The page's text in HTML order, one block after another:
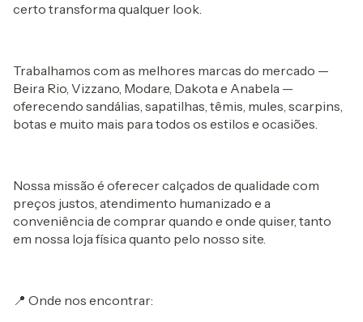
certo transforma qualquer look.
Trabalhamos com as melhores marcas do mercado —
Beira Rio, Vizzano, Modare, Dakota e Anabela —
oferecendo sandálias, sapatilhas, têmis, mules, scarpins,
botas e muito mais para todos os estilos e ocasiões.
Nossa missão é oferecer calçados de qualidade com
preços justos, atendimento humanizado e a
conveniência de comprar quando e onde quiser, tanto
em nossa loja física quanto pelo nosso site.
📍 Onde nos encontrar: